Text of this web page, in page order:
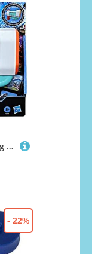
Nerf Super Soaker Roblox Big Paintball: Guass – leistungsstarker Wasserblaster – Geschenkidee für Kinder – Videospiel-Code für virtuelle Objekte – Poolspiel für Jungen und Mädchen ab 8 Jahren –
- 22%